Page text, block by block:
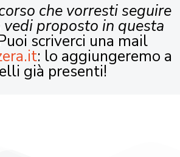
che vorresti seguire
vedi proposto in questa
scriverci una mail
: lo aggiungeremo a
già presenti!